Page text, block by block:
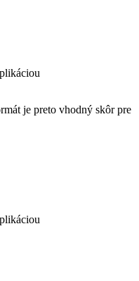
je preto vhodný skôr pre